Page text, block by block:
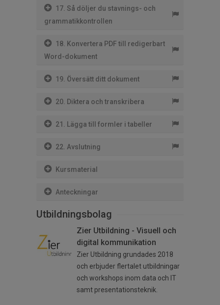
17. Så döljer du stavnings- och
grammatikkontrollen
18. Konvertera PDF till redigerbart
Word-dokument
19. Översätt ditt dokument
20. Diktera och transkribera
21. Lägga till formler i tabeller
22. Avslutning
Kursmaterial
Anteckningar
Utbildningsbolag
Zier Utbildning - Visuell och
digital kommunikation
Zier Utbildning grundades 2018
och erbjuder flertalet utbildningar
och workshops inom data och IT
samt presentationsteknik.